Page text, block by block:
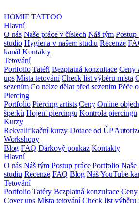
HOMIE TATTOO
Hlavní
O nás Naše práce v číslech Náš tým Postup
studio Hygiena v našem studiu Recenze
kanál Kontakty
Tetování
Portfolio Tatéři Bezplatná konzultace Ceny
ups Místa tetování Check list výběru místa
sezením Co nelze dělat před sezením Péče
Piercing
Portfolio Piercing artists Ceny Online
šperků Hojení piercingu Kontrola piercingu
Kurzy
Rekvalifikační kurzy ⁠Dotace od ÚP
Workshopy
Blog FAQ Dárkový poukaz Kontakty
Hlavní
O nás Náš tým Postup práce Portfolio Naše
studiu Recenze FAQ Blog Náš YouTube
Tetování
Portfolio Tatéry Bezplatná konzultace Ceny
Cover ups Místa tetování Check list výběru